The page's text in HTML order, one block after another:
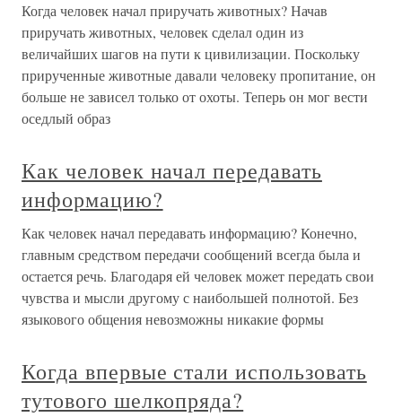
Когда человек начал приручать животных? Начав
приручать животных, человек сделал один из
величайших шагов на пути к цивилизации. Поскольку
прирученные животные давали человеку пропитание, он
больше не зависел только от охоты. Теперь он мог вести
оседлый образ
Как человек начал передавать
информацию?
Как человек начал передавать информацию? Конечно,
главным средством передачи сообщений всегда была и
остается речь. Благодаря ей человек может передать свои
чувства и мысли другому с наибольшей полнотой. Без
языкового общения невозможны никакие формы
Когда впервые стали использовать
тутового шелкопряда?